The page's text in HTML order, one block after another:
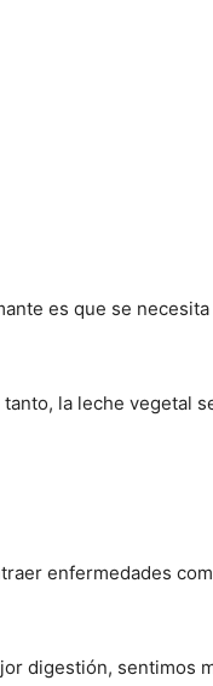
es que se
la leche vegetal
enfermedades
digestión, sentimos